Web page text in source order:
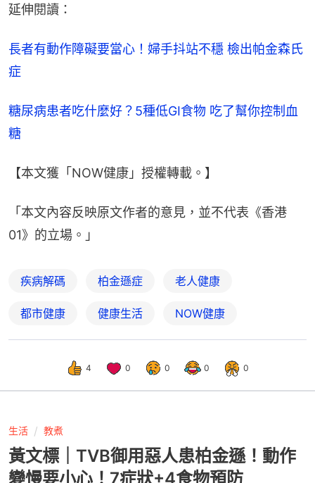
延伸閱讀：
長者有動作障礙要當心！婦手抖站不穩 檢出帕金森氏
症
糖尿病患者吃什麼好？5種低GI食物 吃了幫你控制血
糖
【本文獲「NOW健康」授權轉載。】
「本文內容反映原文作者的意見，並不代表《香港
01》的立場。」
疾病解碼 柏金遜症 老人健康
都市健康 健康生活 NOW健康
4 0 0 0 0
生活 教煮
黃文標｜TVB御用惡人患柏金遜！動作
變慢要小心！7症狀+4食物預防